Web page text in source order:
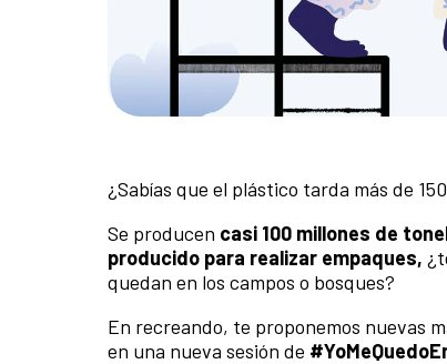
¿Sabías que el plástico tarda más de
Se producen casi 100 millones de
producido para realizar empaques,
quedan en los campos o bosques?
En recreando, te proponemos nuevas
en una nueva sesión de